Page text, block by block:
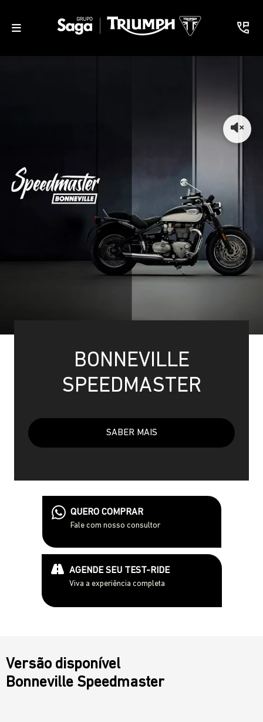
BONNEVILLE
SPEEDMASTER
SABER MAIS
QUERO COMPRAR
Fale com nosso consultor
AGENDE SEU TEST-RIDE
Viva a experiência completa
Versão disponível
Bonneville Speedmaster